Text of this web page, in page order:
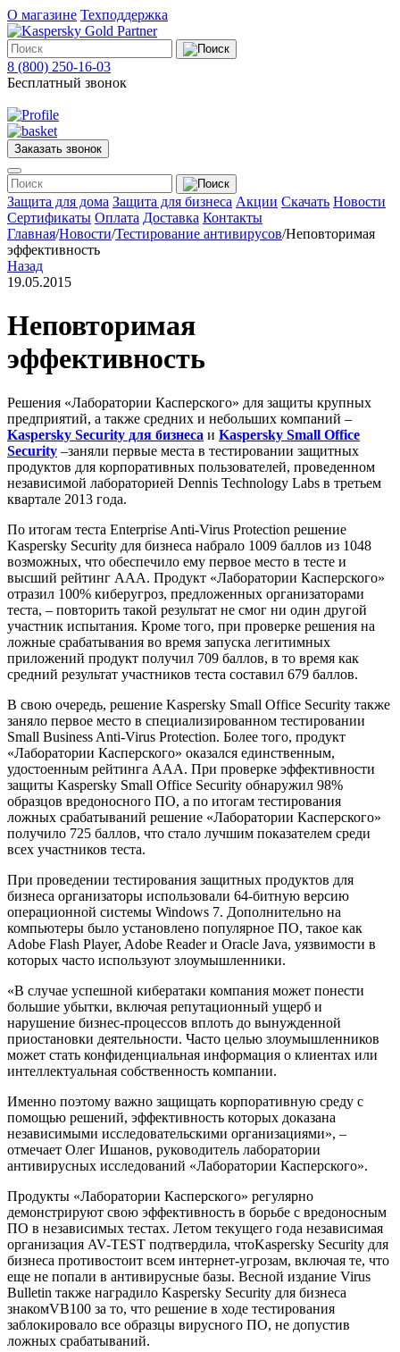
О магазине Техподдержка
8 (800) 250-16-03
Бесплатный звонок
Заказать звонок
Меню
Защита
для
дома
Защита
бизнеса
О
магазине
Техподдержка
Акции
Скачать
Новости
Сертификаты
Оплата
Доставка
Контакты
8
(800)
250-
16-
03
info@store-
kaspersky.ru
Защита для дома Защита для бизнеса Акции Скачать Новости
Сертификаты Оплата Доставка Контакты
Главная/Новости/Тестирование антивирусов/Неповторимая
эффективность
Назад
19.05.2015
Неповторимая
эффективность
Решения «Лаборатории Касперского» для защиты крупных
предприятий, а также средних и небольших компаний –
Kaspersky Security для бизнеса и Kaspersky Small Office
Security –заняли первые места в тестировании защитных
продуктов для корпоративных пользователей, проведенном
независимой лабораторией Dennis Technology Labs в третьем
квартале 2013 года.
По итогам теста Enterprise Anti-Virus Protection решение
Kaspersky Security для бизнеса набрало 1009 баллов из 1048
возможных, что обеспечило ему первое место в тесте и
высший рейтинг ААА. Продукт «Лаборатории Касперского»
отразил 100% киберугроз, предложенных организаторами
теста, – повторить такой результат не смог ни один другой
участник испытания. Кроме того, при проверке решения на
ложные срабатывания во время запуска легитимных
приложений продукт получил 709 баллов, в то время как
средний результат участников теста составил 679 баллов.
В свою очередь, решение Kaspersky Small Office Security также
заняло первое место в специализированном тестировании
Small Business Anti-Virus Protection. Более того, продукт
«Лаборатории Касперского» оказался единственным,
удостоенным рейтинга ААА. При проверке эффективности
защиты Kaspersky Small Office Security обнаружил 98%
образцов вредоносного ПО, а по итогам тестирования
ложных срабатываний решение «Лаборатории Касперского»
получило 725 баллов, что стало лучшим показателем среди
всех участников теста.
При проведении тестирования защитных продуктов для
бизнеса организаторы использовали 64-битную версию
операционной системы Windows 7. Дополнительно на
компьютеры было установлено популярное ПО, такое как
Adobe Flash Player, Adobe Reader и Oracle Java, уязвимости в
которых часто используют злоумышленники.
«В случае успешной кибератаки компания может понести
большие убытки, включая репутационный ущерб и
нарушение бизнес-процессов вплоть до вынужденной
приостановки деятельности. Часто целью злоумышленников
может стать конфиденциальная информация о клиентах или
интеллектуальная собственность компании.
Именно поэтому важно защищать корпоративную среду с
помощью решений, эффективность которых доказана
независимыми исследовательскими организациями», –
отмечает Олег Ишанов, руководитель лаборатории
антивирусных исследований «Лаборатории Касперского».
Продукты «Лаборатории Касперского» регулярно
демонстрируют свою эффективность в борьбе с вредоносным
ПО в независимых тестах. Летом текущего года независимая
организация AV-TEST подтвердила, чтоKaspersky Security для
бизнеса противостоит всем интернет-угрозам, включая те, что
еще не попали в антивирусные базы. Весной издание Virus
Bulletin также наградило Kaspersky Security для бизнеса
знакомVB100 за то, что решение в ходе тестирования
заблокировало все образцы вирусного ПО, не допустив
ложных срабатываний.